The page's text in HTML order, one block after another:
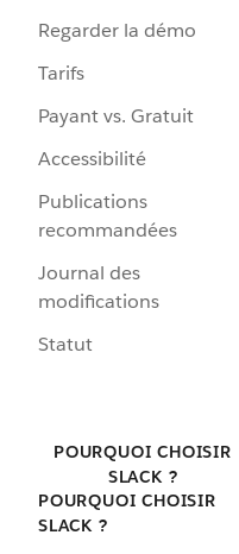
Regarder la démo
Tarifs
Payant vs. Gratuit
Accessibilité
Publications
recommandées
Journal des
modifications
Statut
POURQUOI CHOISIR
SLACK ?
POURQUOI CHOISIR
SLACK ?